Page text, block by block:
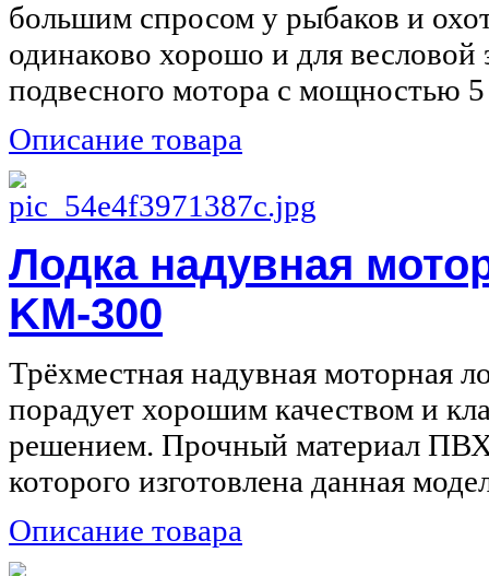
большим спросом у рыбаков и
одинаково хорошо и для весловой
подвесного мотора с мощностью 5
Описание товара
Лодка надувная
KM-300
Трёхместная надувная моторная
порадует хорошим качеством и
решением. Прочный материал
которого изготовлена данная
Описание товара